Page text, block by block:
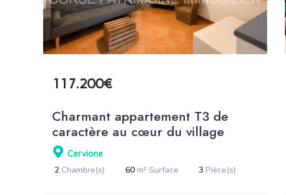
117.200€
Charmant appartement T3 de
caractère au cœur du village
Cervione
2 Chambre(s) 60 m² Surface 3 Pièce(s)